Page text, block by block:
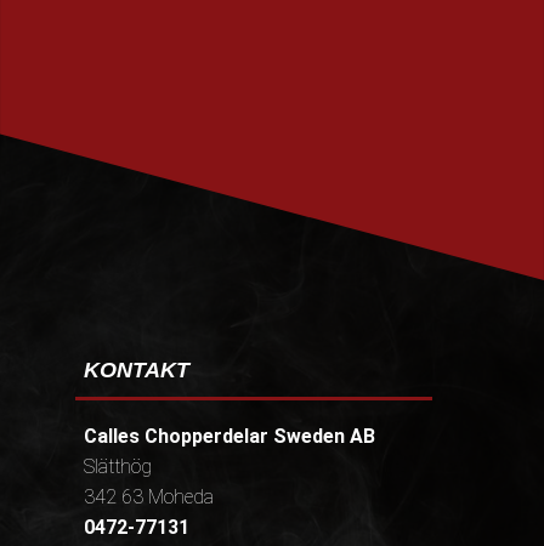
KONTAKT
Calles Chopperdelar Sweden AB
Slätthög
342 63 Moheda
0472-77131